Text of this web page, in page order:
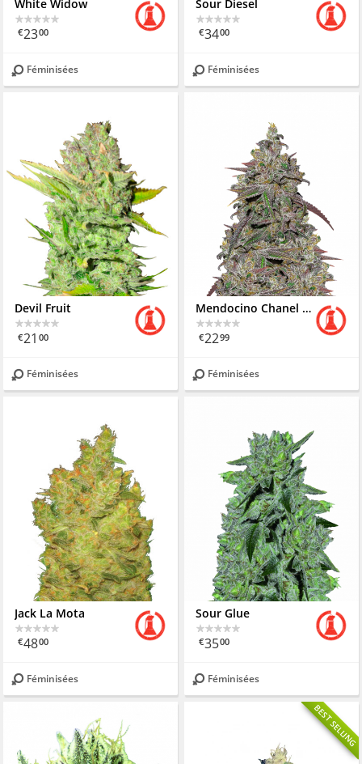
White Widow
€2300
Féminisées
Sour Diesel
€3400
Féminisées
Devil Fruit
€21 00
Féminisées
Mendocino Chanel Kush
€2299
Féminisées
Jack La Mota
€4800
Féminisées
Sour Glue
€3500
Féminisées
BEST SELLING